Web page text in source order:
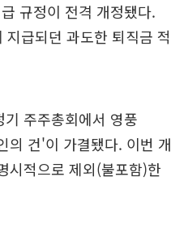
규정이 전격 개정됐다.
급되던 과도한 퇴직금 적
주주총회에서 영풍
의 건'이 가결됐다. 이번 개
시적으로 제외(불포함)한